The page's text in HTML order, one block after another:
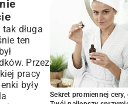
długa
ten
Przez
pracy
były
Sekret promiennej